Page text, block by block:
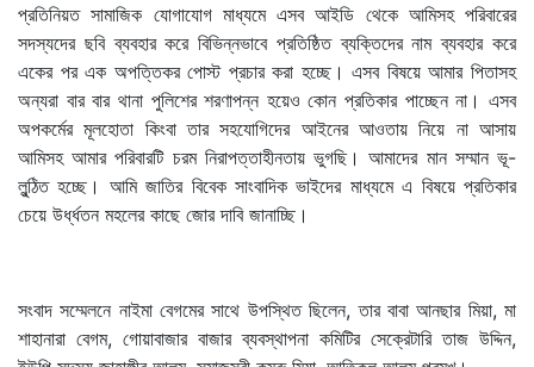
প্রতিনিয়ত সামাজিক যোগাযোগ মাধ্যমে এসব আইডি থেকে আমিসহ পরিবারের
সদস্যদের ছবি ব্যবহার করে বিভিন্নভাবে প্রতিষ্ঠিত ব্যক্তিদের নাম ব্যবহার করে
একের পর এক অপত্তিকর পোস্ট প্রচার করা হচ্ছে। এসব বিষয়ে আমার পিতাসহ
অন্যরা বার বার থানা পুলিশের শরণাপন্ন হয়েও কোন প্রতিকার পাচ্ছেন না। এসব
অপকর্মের মূলহোতা কিংবা তার সহযোগিদের আইনের আওতায় নিয়ে না আসায়
আমিসহ আমার পরিবারটি চরম নিরাপত্তাহীনতায় ভুগছি। আমাদের মান সম্মান ভূ-
লুন্ঠিত হচ্ছে। আমি জাতির বিবেক সাংবাদিক ভাইদের মাধ্যমে এ বিষয়ে প্রতিকার
চেয়ে উর্ধ্ধতন মহলের কাছে জোর দাবি জানাচ্ছি।
সংবাদ সম্মেলনে নাইমা বেগমের সাথে উপস্থিত ছিলেন, তার বাবা আনছার মিয়া, মা
শাহানারা বেগম, গোয়াবাজার বাজার ব্যবস্থাপনা কমিটির সেক্রেটারি তাজ উদ্দিন,